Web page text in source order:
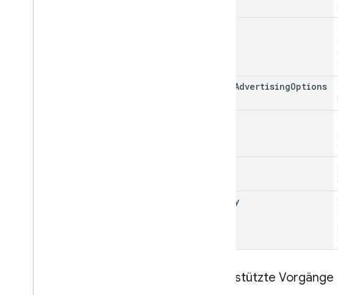
AdvertisingOptions
policy
Unterstützte Vorgänge